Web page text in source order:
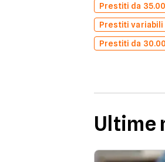
Prestiti da
Prestiti variabili
Prestiti da
Ultime